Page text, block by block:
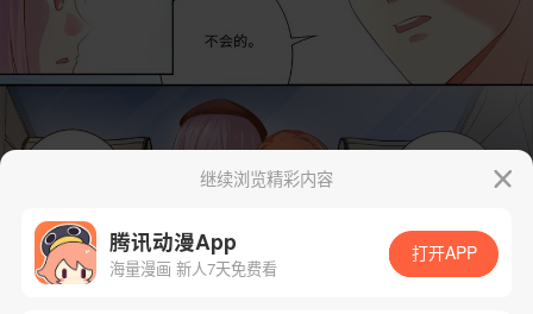
App免费看
继续浏览精彩内容
腾讯动漫App
海量漫画 新人7天免费看
打开APP